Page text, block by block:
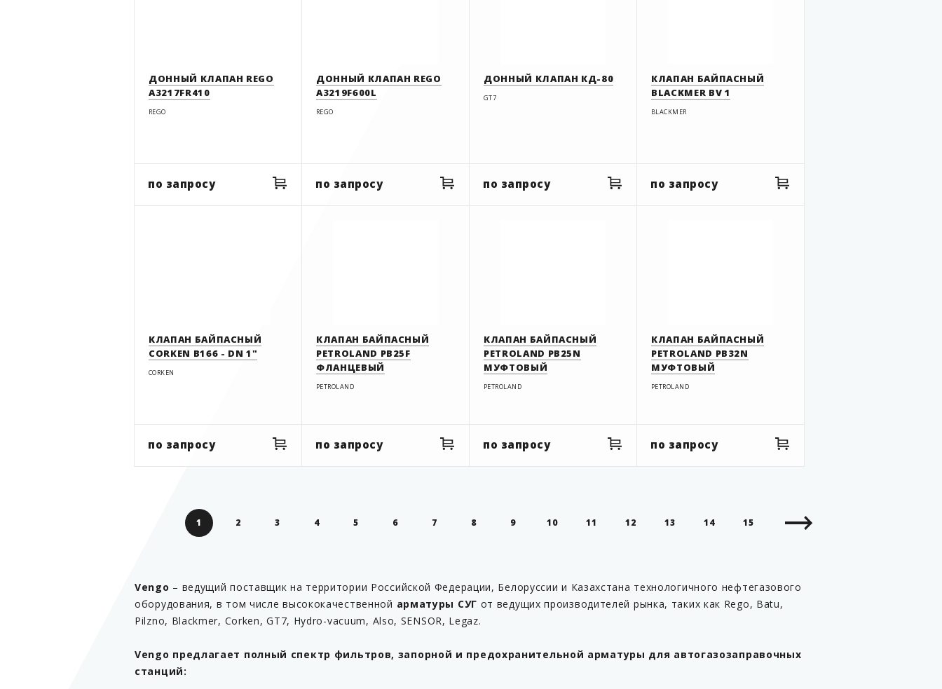
ДОННЫЙ КЛАПАН REGO
A3217FR410
REGO
по запросу
ДОННЫЙ КЛАПАН REGO
A3219F600L
REGO
по запросу
ДОННЫЙ КЛАПАН КД-80
GT7
по запросу
КЛАПАН БАЙПАСНЫЙ
BLACKMER BV 1
BLACKMER
по запросу
КЛАПАН БАЙПАСНЫЙ
CORKEN B166 - DN 1"
CORKEN
по запросу
КЛАПАН БАЙПАСНЫЙ
PETROLAND PB25F
ФЛАНЦЕВЫЙ
PETROLAND
по запросу
КЛАПАН БАЙПАСНЫЙ
PETROLAND PB25N
МУФТОВЫЙ
PETROLAND
по запросу
КЛАПАН БАЙПАСНЫЙ
PETROLAND PB32N
МУФТОВЫЙ
PETROLAND
по запросу
1 2 3 4 5 6 7 8 9 10 11 12 13 14 15
Vengo – ведущий поставщик на территории Российской Федерации, Белоруссии и Казахстана технологичного нефтегазового
оборудования, в том числе высококачественной арматуры СУГ от ведущих производителей рынка, таких как Rego, Batu,
Pilzno, Blackmer, Corken, GT7, Hydro-vacuum, Also, SENSOR, Legaz.
Vengo предлагает полный спектр фильтров, запорной и предохранительной арматуры для автогазозаправочных
станций: